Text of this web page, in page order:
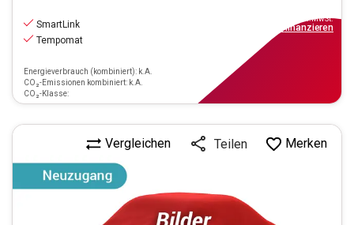
SmartLink
Tempomat
Energieverbrauch (kombiniert): k.A.
CO₂-Emissionen kombiniert: k.A.
CO₂-Klasse:
inkl.MwSt.
finanzieren
Vergleichen Teilen Merken